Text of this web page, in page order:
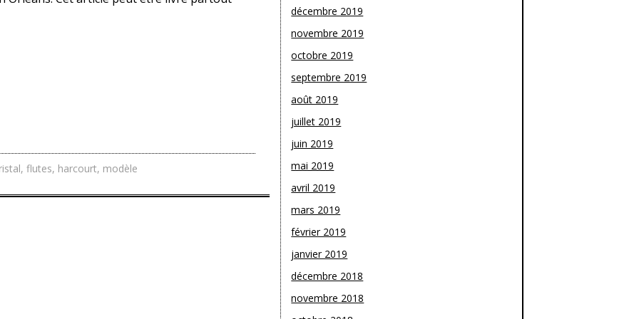
, flutes, harcourt, modèle
décembre 2019
novembre 2019
octobre 2019
septembre 2019
août 2019
juillet 2019
juin 2019
mai 2019
avril 2019
mars 2019
février 2019
janvier 2019
décembre 2018
novembre 2018